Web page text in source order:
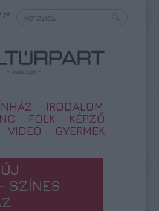
IRODALOM
FOLK
KÉPZŐ
VIDEÓ GYERMEK
SZÍNES